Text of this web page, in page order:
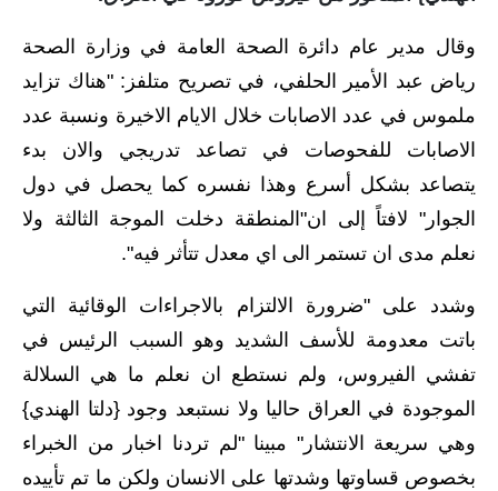
الاخبار الاقتصادية
الاخبار الرياضية
المدارس
اخبار وقرارات وزارة التربية
نتائج الامتحانات
المرحلة الابتدائية
المرحلة المتوسطة
اسئلة وزارية
وقال مدير عام دائرة الصحة العامة في وزارة الصحة
رياض عبد الأمير الحلفي، في تصريح متلفز: "هناك تزايد
ملموس في عدد الاصابات خلال الايام الاخيرة ونسبة عدد
الاصابات للفحوصات في تصاعد تدريجي والان بدء
يتصاعد بشكل أسرع وهذا نفسره كما يحصل في دول
الجوار" لافتاً إلى ان"المنطقة دخلت الموجة الثالثة ولا
نعلم مدى ان تستمر الى اي معدل تتأثر فيه".
وشدد على "ضرورة الالتزام بالاجراءات الوقائية التي
باتت معدومة للأسف الشديد وهو السبب الرئيس في
تفشي الفيروس، ولم نستطع ان نعلم ما هي السلالة
الموجودة في العراق حاليا ولا نستبعد وجود {دلتا الهندي}
وهي سريعة الانتشار" مبينا "لم تردنا اخبار من الخبراء
بخصوص قساوتها وشدتها على الانسان ولكن ما تم تأييده